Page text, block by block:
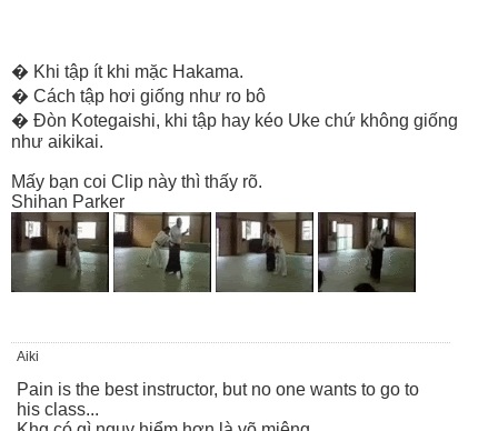
� Khi tập ít khi mặc Hakama.
� Cách tập hơi giống như ro bô
� Đòn Kotegaishi, khi tập hay kéo Uke chứ không giống
như aikikai.
Mấy bạn coi Clip này thì thấy rõ.
Shihan Parker
Aiki
Pain is the best instructor, but no one wants to go to
his class...